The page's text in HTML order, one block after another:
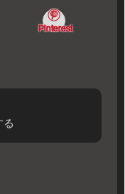
Pinterest
る